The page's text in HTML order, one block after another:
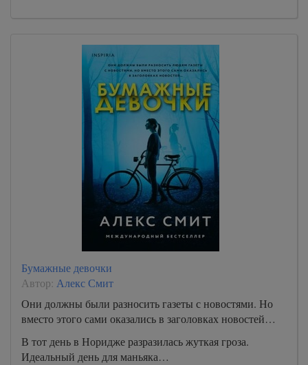
Бумажные девочки
Автор: Алекс Смит
Они должны были разносить газеты с новостями. Но
вместо этого сами оказались в заголовках новостей…
В тот день в Норидже разразилась жуткая гроза.
Идеальный день для маньяка…